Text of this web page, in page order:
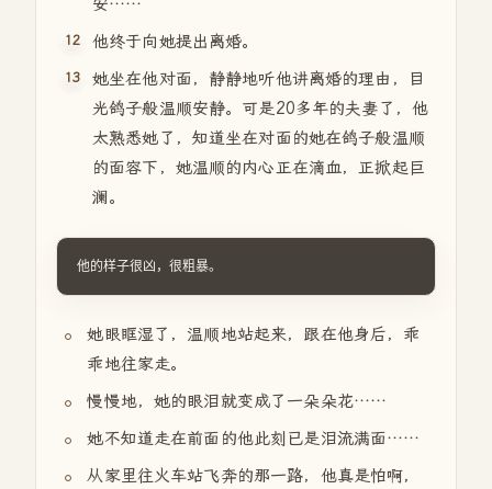
安……
他终于向她提出离婚。
她坐在他对面，静静地听他讲离婚的理由，目
光鸽子般温顺安静。可是20多年的夫妻了，他
太熟悉她了，知道坐在对面的她在鸽子般温顺
的面容下，她温顺的内心正在滴血，正掀起巨
澜。
他的样子很凶，很粗暴。
她眼眶湿了，温顺地站起来，跟在他身后，乖
乖地往家走。
慢慢地，她的眼泪就变成了一朵朵花……
她不知道走在前面的他此刻已是泪流满面……
从家里往火车站飞奔的那一路，他真是怕啊，